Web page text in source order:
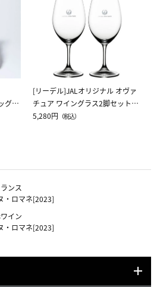
グ
カ
[リーデル]JALオリジナル オヴァ
チュア ワイングラス2脚セット
（レッドワイン）
5,280円 （税込）
ンス
・ロマネ[2023]
イン
・ロマネ[2023]